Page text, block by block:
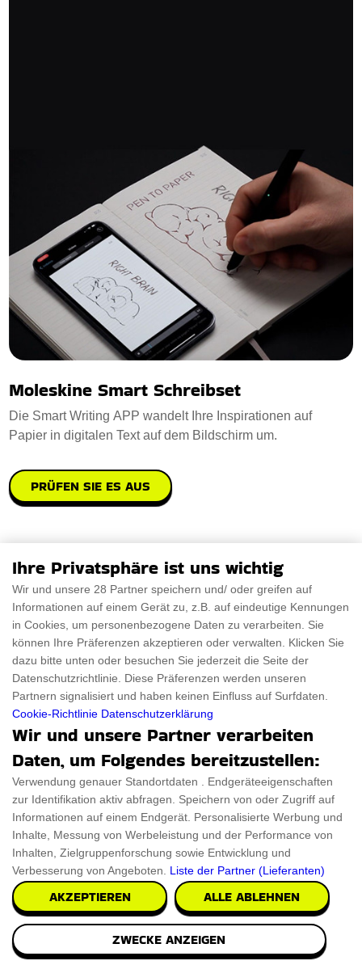
Moleskine Smart Schreibset
Die Smart Writing APP wandelt Ihre Inspirationen auf
Papier in digitalen Text auf dem Bildschirm um.
PRÜFEN SIE ES AUS
Ihre Privatsphäre ist uns wichtig
Wir und unsere 28 Partner speichern und/ oder greifen auf
Informationen auf einem Gerät zu, z.B. auf eindeutige Kennungen
in Cookies, um personenbezogene Daten zu verarbeiten. Sie
können Ihre Präferenzen akzeptieren oder verwalten. Klicken Sie
dazu bitte unten oder besuchen Sie jederzeit die Seite der
Datenschutzrichtlinie. Diese Präferenzen werden unseren
Partnern signalisiert und haben keinen Einfluss auf Surfdaten.
Cookie-Richtlinie Datenschutzerklärung
Wir und unsere Partner verarbeiten
Daten, um Folgendes bereitzustellen:
Verwendung genauer Standortdaten . Endgeräteeigenschaften
zur Identifikation aktiv abfragen. Speichern von oder Zugriff auf
Informationen auf einem Endgerät. Personalisierte Werbung und
Inhalte, Messung von Werbeleistung und der Performance von
Inhalten, Zielgruppenforschung sowie Entwicklung und
Verbesserung von Angeboten. Liste der Partner (Lieferanten)
AKZEPTIEREN ALLE ABLEHNEN
ZWECKE ANZEIGEN